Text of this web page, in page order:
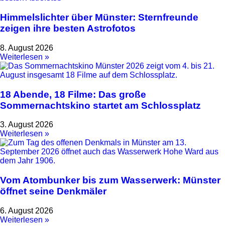
Himmelslichter über Münster: Sternfreunde
zeigen ihre besten Astrofotos
8. August 2026
Weiterlesen »
18 Abende, 18 Filme: Das große
Sommernachtskino startet am Schlossplatz
3. August 2026
Weiterlesen »
Vom Atombunker bis zum Wasserwerk: Münster
öffnet seine Denkmäler
6. August 2026
Weiterlesen »